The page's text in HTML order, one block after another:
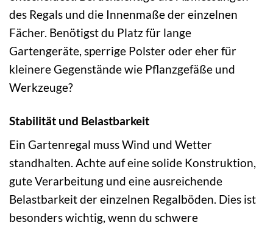
des Regals und die Innenmaße der einzelnen
Fächer. Benötigst du Platz für lange
Gartengeräte, sperrige Polster oder eher für
kleinere Gegenstände wie Pflanzgefäße und
Werkzeuge?
Stabilität und Belastbarkeit
Ein Gartenregal muss Wind und Wetter
standhalten. Achte auf eine solide Konstruktion,
gute Verarbeitung und eine ausreichende
Belastbarkeit der einzelnen Regalböden. Dies ist
besonders wichtig, wenn du schwere